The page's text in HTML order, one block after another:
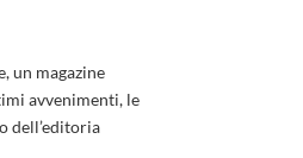
un magazine
avvenimenti, le
dell’editoria